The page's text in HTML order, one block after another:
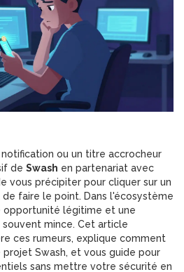
ou un titre accrocheur
de Swash en partenariat avec
vous précipiter pour cliquer sur un
faire le point. Dans l'écosystème
opportunité légitime et une
mince. Cet article
ces rumeurs, explique comment
Swash, et vous guide pour
sans mettre votre sécurité en